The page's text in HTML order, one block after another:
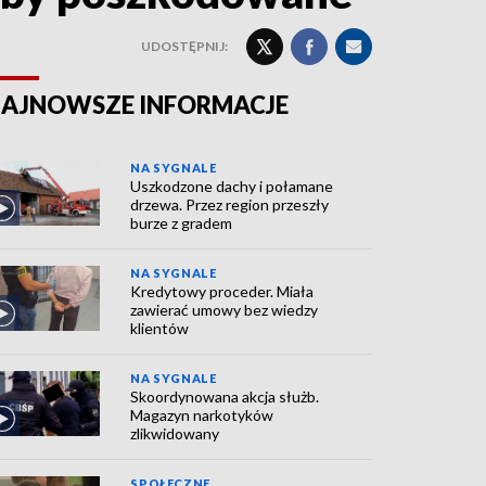
UDOSTĘPNIJ:
INFORMACJE
NA SYGNALE
Uszkodzone dachy i połamane
drzewa. Przez region przeszły
burze z gradem
NA SYGNALE
Kredytowy proceder. Miała
zawierać umowy bez wiedzy
klientów
NA SYGNALE
Skoordynowana akcja służb.
Magazyn narkotyków
zlikwidowany